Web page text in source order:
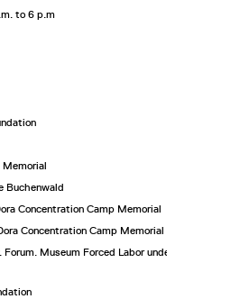
to 6 p.m
Memorial
Buchenwald
Concentration Camp Memorial
Concentration Camp Memorial
Museum Forced Labor under